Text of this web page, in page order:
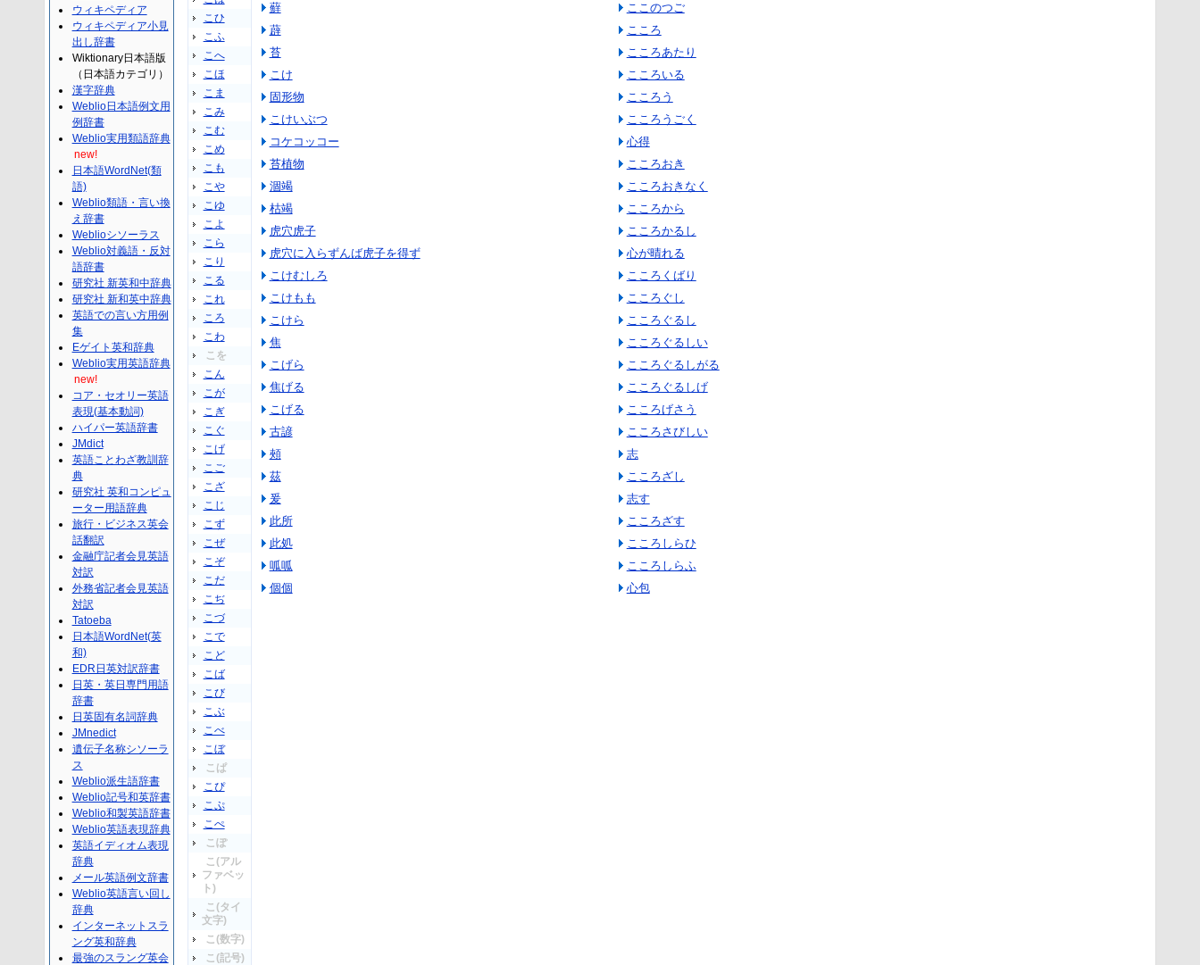
こひ
こふ
こへ
こほ
こま
こみ
こむ
こめ
こも
こや
こゆ
こよ
こら
こり
こる
これ
ころ
こわ
こを
こん
こが
こぎ
こぐ
こげ
こご
こざ
こじ
こず
こぜ
こぞ
こだ
こぢ
こづ
こで
こど
こば
こび
こぶ
こべ
こぼ
こぱ
こぴ
こぷ
こぺ
こぽ
こ(アル
ファベッ
ト)
こ(タイ
文字)
こ(数字)
こ(記号)
蘚
薜
苔
こけ
固形物
こけいぶつ
コケコッコー
苔植物
涸竭
枯竭
虎穴虎子
虎穴に入らずんば虎子を得ず
こけむしろ
こけもも
こけら
焦
こげら
焦げる
こげる
古諺
頰
茲
爰
此所
此処
呱呱
個個
ここのつご
こころ
こころあたり
こころいる
こころう
こころうごく
心得
こころおき
こころおきなく
こころから
こころかるし
心が晴れる
こころくばり
こころぐし
こころぐるし
こころぐるしい
こころぐるしがる
こころぐるしげ
こころげさう
こころさびしい
志
こころざし
志す
こころざす
こころしらひ
こころしらふ
心包
ウィキペディア
ウィキペディア小見
出し辞書
Wiktionary日本語版
（日本語カテゴリ）
漢字辞典
Weblio日本語例文用
例辞書
Weblio実用類語辞典
new!
日本語WordNet(類
語)
Weblio類語・言い換
え辞書
Weblioシソーラス
Weblio対義語・反対
語辞書
研究社 新英和中辞典
研究社 新和英中辞典
英語での言い方用例
集
Eゲイト英和辞典
Weblio実用英語辞典
new!
コア・セオリー英語
表現(基本動詞)
ハイパー英語辞書
JMdict
英語ことわざ教訓辞
典
研究社 英和コンピュ
ーター用語辞典
旅行・ビジネス英会
話翻訳
金融庁記者会見英語
対訳
外務省記者会見英語
対訳
Tatoeba
日本語WordNet(英
和)
EDR日英対訳辞書
日英・英日専門用語
辞書
日英固有名詞辞典
JMnedict
遺伝子名称シソーラ
ス
Weblio派生語辞書
Weblio記号和英辞書
Weblio和製英語辞書
Weblio英語表現辞典
英語イディオム表現
辞典
メール英語例文辞書
Weblio英語言い回し
辞典
インターネットスラ
ング英和辞典
最強のスラング英会